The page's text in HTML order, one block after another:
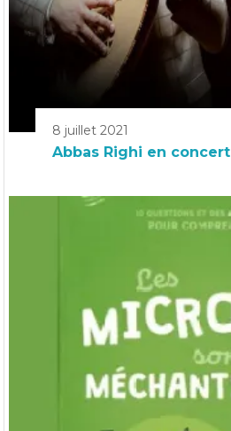
8 juillet 2021
Abbas Righi en concert